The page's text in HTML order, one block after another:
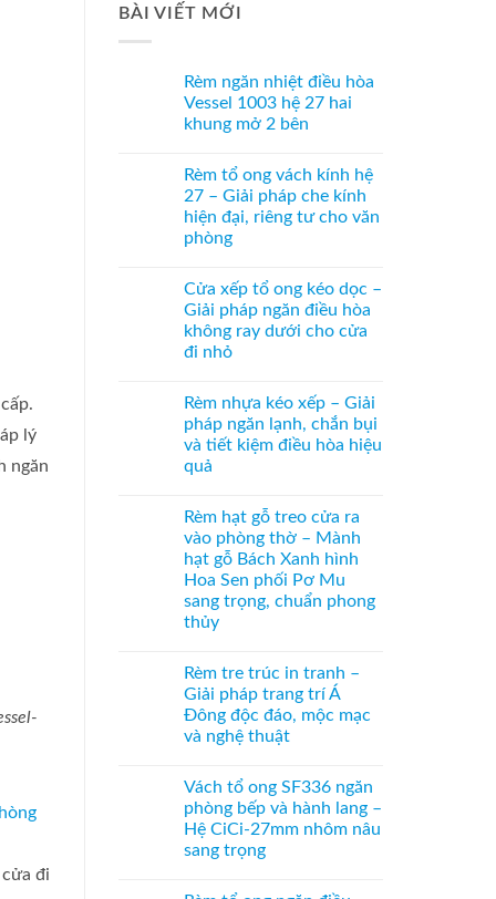
lý
ngăn
đi
Vấn
BÀI VIẾT MỚI
Rèm ngăn nhiệt điều hòa
Vessel 1003 hệ 27 hai
khung mở 2 bên
bình
luận
ở
Rèm
ngăn
nhiệt
Vessel
1003
hệ
27
hai
bên
Rèm tổ ong vách kính hệ
27 – Giải pháp che kính
hiện đại, riêng tư cho văn
phòng
bình
luận
ở
Rèm
tổ
ong
hệ
27
–
Giải
pháp
che
đại,
riêng
cho
văn
Cửa xếp tổ ong kéo dọc –
Giải pháp ngăn điều hòa
không ray dưới cho cửa
đi nhỏ
bình
luận
ở
Cửa
xếp
tổ
dọc
–
Giải
pháp
ngăn
hòa
không
cửa
đi
Rèm nhựa kéo xếp – Giải
pháp ngăn lạnh, chắn bụi
và tiết kiệm điều hòa hiệu
quả
bình
luận
ở
Rèm
nhựa
kéo
xếp
–
lạnh,
chắn
và
tiết
hiệu
quả
Rèm hạt gỗ treo cửa ra
vào phòng thờ – Mành
hạt gỗ Bách Xanh hình
Hoa Sen phối Pơ Mu
sang trọng, chuẩn phong
thủy
bình
luận
ở
Rèm
hạt
gỗ
ra
vào
phòng
thờ
–
Mành
Rèm tre trúc in tranh –
Giải pháp trang trí Á
Đông độc đáo, mộc mạc
và nghệ thuật
bình
luận
ở
Rèm
tre
trúc
Vách tổ ong SF336 ngăn
phòng bếp và hành lang –
Hệ CiCi-27mm nhôm nâu
sang trọng